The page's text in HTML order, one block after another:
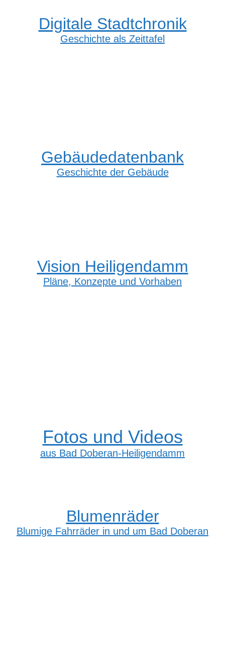
Digitale Stadtchronik
Geschichte als Zeittafel
Gebäudedatenbank
Geschichte der Gebäude
Vision Heiligendamm
Pläne, Konzepte und Vorhaben
Fotos und Videos
aus Bad Doberan-Heiligendamm
Blumenräder
Blumige Fahrräder in und um Bad Doberan